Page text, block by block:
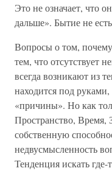
Это не означает, что
дальше». Бытие не
Вопросы о том,
тем, что отсутствует
всегда возникают из
находится под
«причины». Но как
Пространство, Время,
собственную
недвусмысленность
Тенденция искать